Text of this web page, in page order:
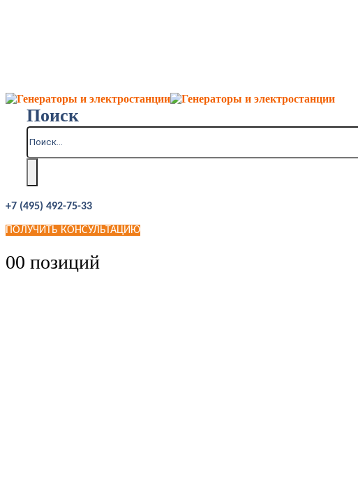
Поиск
+7 (495) 492-75-33
ПОЛУЧИТЬ КОНСУЛЬТАЦИЮ
00 позиций